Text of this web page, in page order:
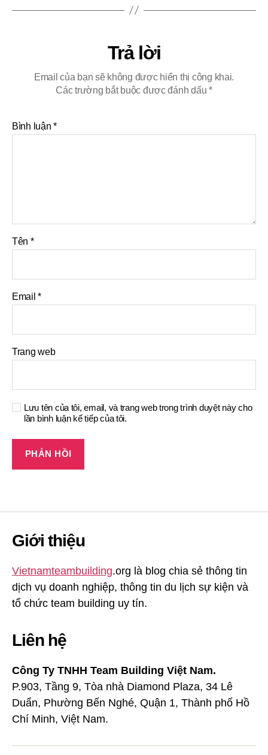
Trả lời
Email của bạn sẽ không được hiển thị công khai.
Các trường bắt buộc được đánh dấu*
Bình luận*
Tên *
Email*
Trang web
Lưu tên của tôi, email, và trang web trong trình duyệt này cho
lần bình luận kế tiếp của tôi.
Giới thiệu
Vietnamteambuilding.org là blog chia sẻ thông tin
dịch vụ doanh nghiệp, thông tin du lịch sự kiện và
tổ chức team building uy tín.
Liên hệ
Công Ty TNHH Team Building Việt Nam.
P.903, Tầng 9, Tòa nhà Diamond Plaza, 34 Lê
Duẩn, Phường Bến Nghé, Quận 1, Thành phố Hồ
Chí Minh, Việt Nam.